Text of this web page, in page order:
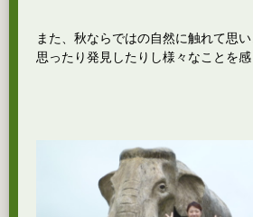
また、秋ならではの自然に触れて思
思ったり発見したりし様々なことを感